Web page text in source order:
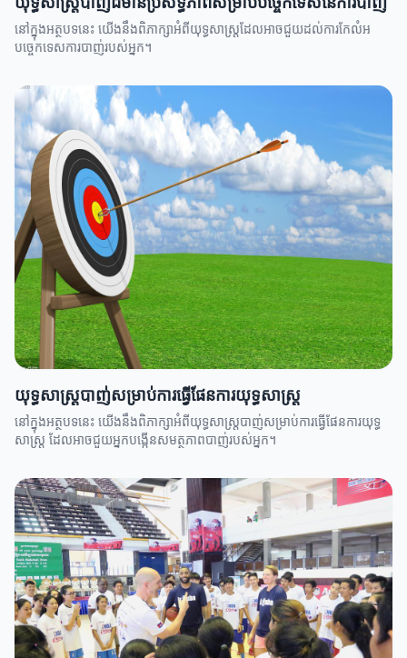
នៅក្នុងអត្ថបទនេះ យើងនឹងពិភាក្សាអំពីយុទ្ធសាស្ត្រដែលអាចជួយដល់ការកែលំអ
បច្ចេកទេសការបាញ់របស់អ្នក។
យុទ្ធសាស្ត្របាញ់សម្រាប់ការធ្វើផែនការយុទ្ធសាស្ត្រ
នៅក្នុងអត្ថបទនេះ យើងនឹងពិភាក្សាអំពីយុទ្ធសាស្ត្របាញ់សម្រាប់ការធ្វើផែនការយុទ្ធ
សាស្ត្រ ដែលអាចជួយអ្នកបង្កើនសមត្ថភាពបាញ់របស់អ្នក។